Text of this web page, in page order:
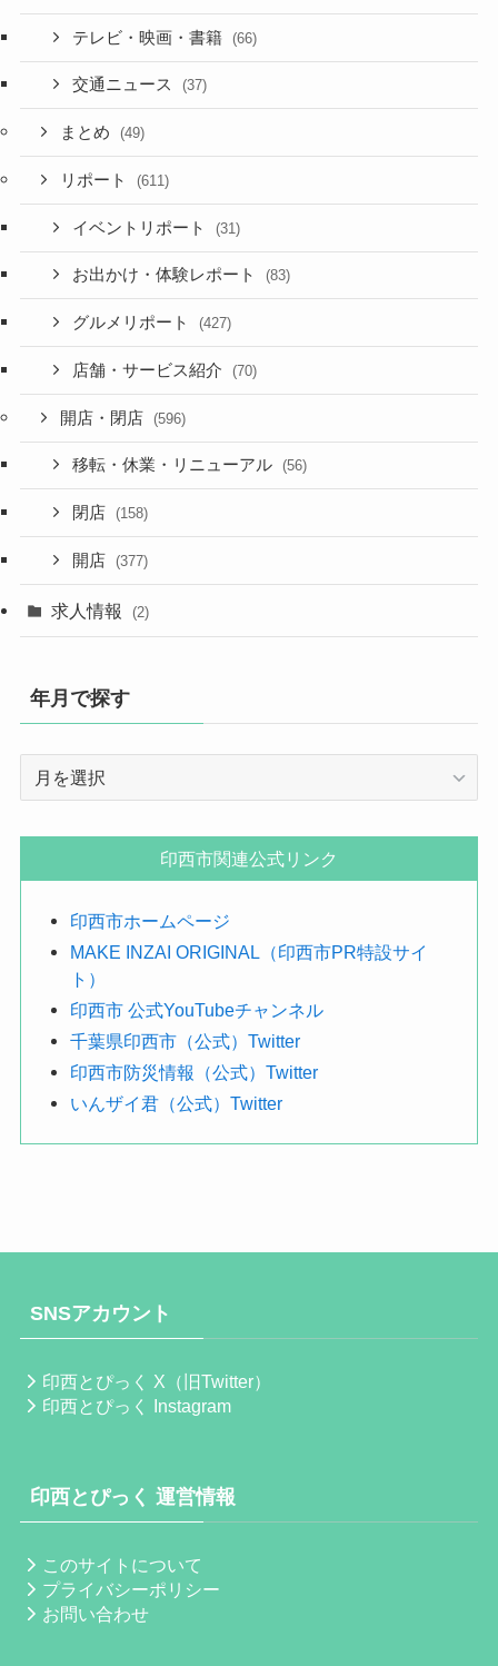
テレビ・映画・書籍 (66)
交通ニュース (37)
まとめ (49)
リポート (611)
イベントリポート (31)
お出かけ・体験レポート (83)
グルメリポート (427)
店舗・サービス紹介 (70)
開店・閉店 (596)
移転・休業・リニューアル (56)
閉店 (158)
開店 (377)
求人情報 (2)
年月で探す
す
印西市関連公式リンク
印西市ホームページ
MAKE INZAI ORIGINAL（印西市PR特設サイ
ト）
印西市 公式YouTubeチャンネル
千葉県印西市（公式）Twitter
印西市防災情報（公式）Twitter
いんザイ君（公式）Twitter
SNSアカウント
印西とぴっく X（旧Twitter）
印西とぴっく Instagram
印西とぴっく 運営情報
このサイトについて
プライバシーポリシー
お問い合わせ